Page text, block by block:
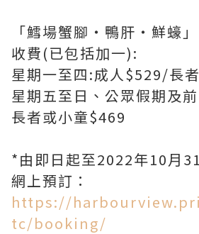
「鱈場蟹腳・鴨肝・鮮蠔
收費(已包括加一):
星期一至四:成人$529/長
星期五至日、公眾假期及
長者或小童$469
*由即日起至2022年10月
網上預訂：
https://
tc/booking/